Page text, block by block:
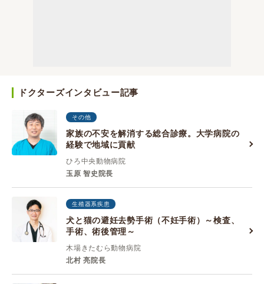
ドクターズインタビュー記事
その他
家族の不安を解消する総合診療。大学病院の
経験で地域に貢献
ひろ中央動物病院
玉原 智史院長
生殖器系疾患
犬と猫の避妊去勢手術（不妊手術）～検査、
手術、術後管理～
木場きたむら動物病院
北村 亮院長